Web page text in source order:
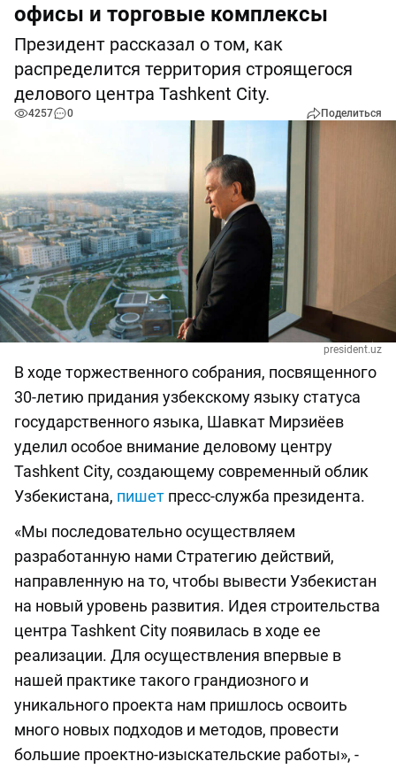
офисы и торговые комплексы
Президент рассказал о том, как
распределится территория строящегося
делового центра Tashkent City.
4257 0 Поделиться
president.uz
В ходе торжественного собрания, посвященного
30-летию придания узбекскому языку статуса
государственного языка, Шавкат Мирзиёев
уделил особое внимание деловому центру
Tashkent City, создающему современный облик
Узбекистана, пишет пресс-служба президента.
«Мы последовательно осуществляем
разработанную нами Стратегию действий,
направленную на то, чтобы вывести Узбекистан
на новый уровень развития. Идея строительства
центра Tashkent City появилась в ходе ее
реализации. Для осуществления впервые в
нашей практике такого грандиозного и
уникального проекта нам пришлось освоить
много новых подходов и методов, провести
большие проектно-изыскательские работы», -